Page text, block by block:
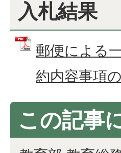
入札結果
郵便による
約内容事項
この記事